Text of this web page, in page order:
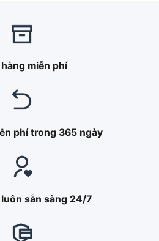
miễn phí
phí trong 365 ngày
sẵn sàng 24/7